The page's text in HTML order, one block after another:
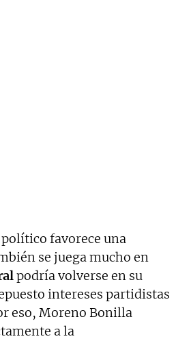
favorece una
se juega mucho en
podría volverse en su
intereses partidistas
eso, Moreno Bonilla
a la